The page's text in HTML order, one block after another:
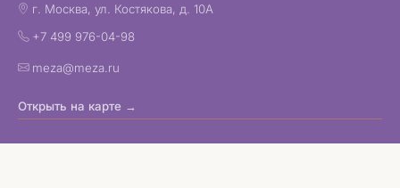
г. Москва, ул. Костякова, д. 10А
+7 499 976-04-98
meza@meza.ru
Открыть на карте →